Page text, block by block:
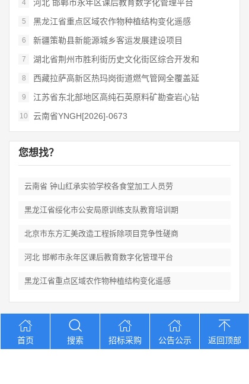
4 河北 邯郸市永年区课后教育数字化管理平台
5 黑龙江省重点区域农作物种植结构变化遥感
6 新疆策勒县新能源城乡客运发展建设项目
7 湖北省荆州市胜利街历史文化街区综合开发和
8 西藏拉萨高新区热玛岗街道燃气管网全覆盖延
9 江苏省东北部地区高纯石英原料矿勘查岩心钻
10 云南省YNGH[2026]-0673
您想找？
云南省 钟山红承实验学校各食堂加工人员劳
黑龙江省绥化市公安局原训练支队教育培训期
北京市东方汇美改造工程拆除项目竞争性磋商
河北 邯郸市永年区课后教育数字化管理平台
黑龙江省重点区域农作物种植结构变化遥感
Copyright © 2012-2026 中招招标网 版权所有 网站备案号：京
ICP备2023026371号-2
首页 搜索 招标采购 公告公示 返回顶部